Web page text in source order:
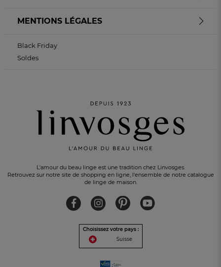
L'amour du beau linge est une tradition chez Linvosges.
Retrouvez sur notre site de shopping en ligne, l'ensemble de notre catalogue
de linge de maison.
Choisissez votre pays :
Suisse
MENTIONS LÉGALES
Black Friday
Soldes